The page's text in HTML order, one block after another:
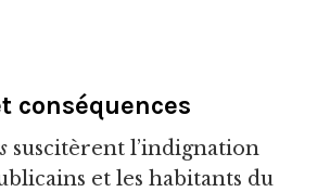
conséquences
suscitèrent l’indignation
et les habitants du